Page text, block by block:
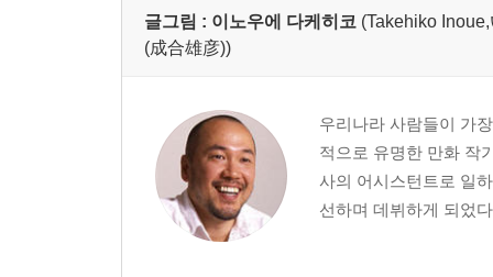
글그림 : 이노우에 다케히코 (Takehiko
(成合雄彦))
우리나라 사람들이 가
적으로 유명한 만화 작
사의 어시스턴트로 일
선하며 데뷔하게 되었